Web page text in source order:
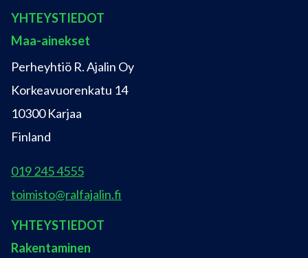
YHTEYSTIEDOT
Maa-ainekset
Perheyhtiö R. Ajalin Oy
Korkeavuorenkatu 14
10300 Karjaa
Finland
019 245 4555
toimisto@ralfajalin.fi
YHTEYSTIEDOT
Rakentaminen